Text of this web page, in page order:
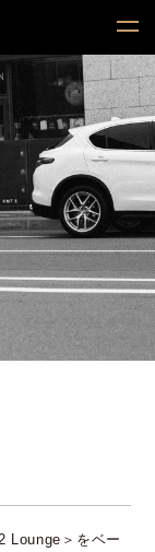
Lounge＞をベー